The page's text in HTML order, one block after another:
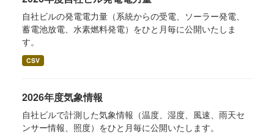
自社ビルの発電電力量（系統からの受電、ソーラー発電、
蓄電池放電、水素燃料発電）をひと月毎に公開いたしま
す。
CSV
2026年度気象情報
自社ビルで計測した気象情報（温度、湿度、風速、雨天セ
ンサー情報、照度）をひと月毎に公開いたします。